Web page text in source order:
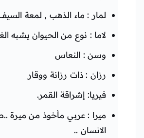
لمار : ماء الذهب , لمعة
لاما : نوع من الحيوان يشبه
وسن : النعاس
رزان : ذات رزانة ووقار
فيريا: إشراقة القمر.
ميرا : عربي مأخوذ من ميرة
الانسان ..